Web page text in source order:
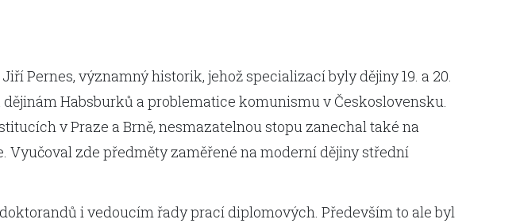
Pernes, významný historik, jehož specializací byly dějiny 19. a 20.
Habsburků a problematice komunismu v Československu.
v Praze a Brně, nesmazatelnou stopu zanechal také na
Vyučoval zde předměty zaměřené na moderní dějiny střední
i vedoucím řady prací diplomových. Především to ale byl